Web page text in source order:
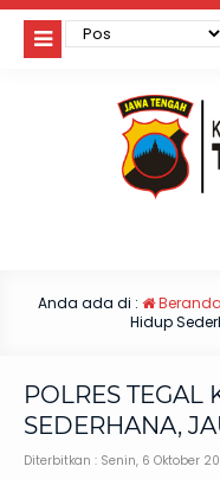
Anda ada di : Beranda
Hidup
POLRES TEGAL
SEDERHANA,
Diterbitkan : Senin, 6 Oktober